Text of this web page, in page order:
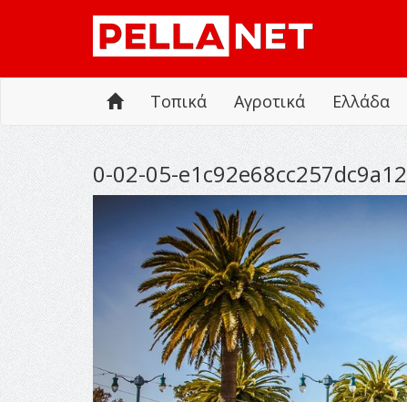
Τοπικά Αγροτικά Ελλάδα
0-02-05-